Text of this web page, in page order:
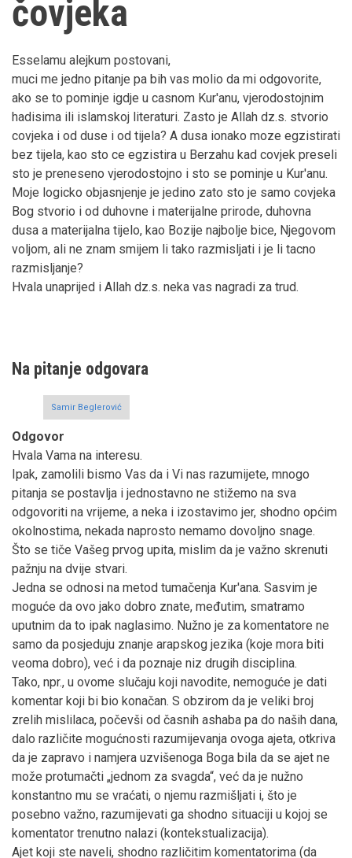
čovjeka
Esselamu alejkum postovani,
muci me jedno pitanje pa bih vas molio da mi odgovorite,
ako se to pominje igdje u casnom Kur'anu, vjerodostojnim
hadisima ili islamskoj literaturi. Zasto je Allah dz.s. stvorio
covjeka i od duse i od tijela? A dusa ionako moze egzistirati
bez tijela, kao sto ce egzistira u Berzahu kad covjek preseli
sto je preneseno vjerodostojno i sto se pominje u Kur'anu.
Moje logicko objasnjenje je jedino zato sto je samo covjeka
Bog stvorio i od duhovne i materijalne prirode, duhovna
dusa a materijalna tijelo, kao Bozije najbolje bice, Njegovom
voljom, ali ne znam smijem li tako razmisljati i je li tacno
razmisljanje?
Hvala unaprijed i Allah dz.s. neka vas nagradi za trud.
Na pitanje odgovara
Samir Beglerović
Odgovor
Hvala Vama na interesu.
Ipak, zamolili bismo Vas da i Vi nas razumijete, mnogo
pitanja se postavlja i jednostavno ne stižemo na sva
odgovoriti na vrijeme, a neka i izostavimo jer, shodno općim
okolnostima, nekada naprosto nemamo dovoljno snage.
Što se tiče Vašeg prvog upita, mislim da je važno skrenuti
pažnju na dvije stvari.
Jedna se odnosi na metod tumačenja Kur'ana. Sasvim je
moguće da ovo jako dobro znate, međutim, smatramo
uputnim da to ipak naglasimo. Nužno je za komentatore ne
samo da posjeduju znanje arapskog jezika (koje mora biti
veoma dobro), već i da poznaje niz drugih disciplina.
Tako, npr., u ovome slučaju koji navodite, nemoguće je dati
komentar koji bi bio konačan. S obzirom da je veliki broj
zrelih mislilaca, počevši od časnih ashaba pa do naših dana,
dalo različite mogućnosti razumijevanja ovoga ajeta, otkriva
da je zapravo i namjera uzvišenoga Boga bila da se ajet ne
može protumačti „jednom za svagda“, već da je nužno
konstantno mu se vraćati, o njemu razmišljati i, što je
posebno važno, razumijevati ga shodno situaciji u kojoj se
komentator trenutno nalazi (kontekstualizacija).
Ajet koji ste naveli, shodno različitim komentatorima (da